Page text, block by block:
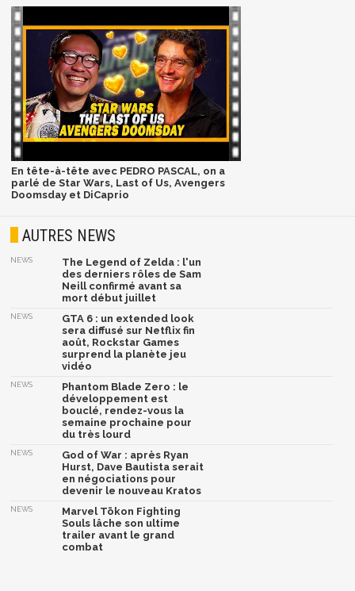
En tête-à-tête avec PEDRO PASCAL, on a
parlé de Star Wars, Last of Us, Avengers
Doomsday et DiCaprio
AUTRES NEWS
NEWS
The Legend of Zelda : l'un
des derniers rôles de Sam
Neill confirmé avant sa
mort début juillet
NEWS
GTA 6 : un extended look
sera diffusé sur Netflix fin
août, Rockstar Games
surprend la planète jeu
vidéo
NEWS
Phantom Blade Zero : le
développement est
bouclé, rendez-vous la
semaine prochaine pour
du très lourd
NEWS
God of War : après Ryan
Hurst, Dave Bautista serait
en négociations pour
devenir le nouveau Kratos
NEWS
Marvel Tōkon Fighting
Souls lâche son ultime
trailer avant le grand
combat